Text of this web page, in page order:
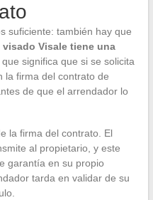
suficiente: también hay que
visado Visale tiene una
significa que si se solicita
la firma del contrato de
de que el arrendador lo
la firma del contrato. El
al propietario, y este
garantía en su propio
tarda en validar de su